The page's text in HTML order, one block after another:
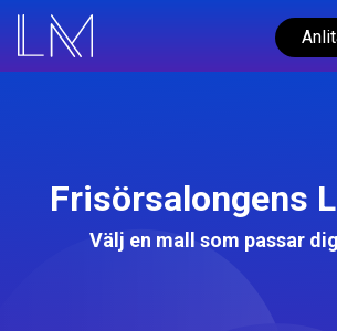
Frisörsalongens
Välj en mall som passar